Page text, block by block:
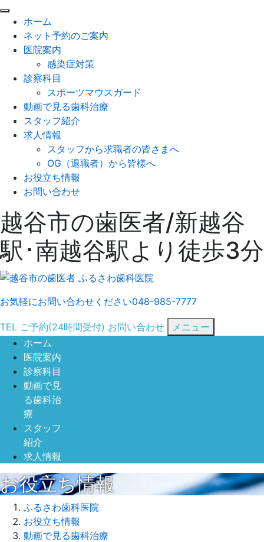
ホーム
ネット予約のご案内
医院案内
感染症対策
診察科目
スポーツマウスガード
動画で見る歯科治療
スタッフ紹介
求人情報
スタッフから求職者の皆さまへ
OG（退職者）から皆様へ
お役立ち情報
お問い合わせ
越谷市の歯医者/新越谷
駅･南越谷駅より徒歩3分
お気軽にお問い合わせください048-985-7777
TEL ご予約(24時間受付) お問い合わせ
メニュー
ホーム
医院案内
診察科目
動画で見
る歯科治
療
スタッフ
紹介
求人情報
お役立ち情報
ふるさわ歯科医院
お役立ち情報
動画で見る歯科治療